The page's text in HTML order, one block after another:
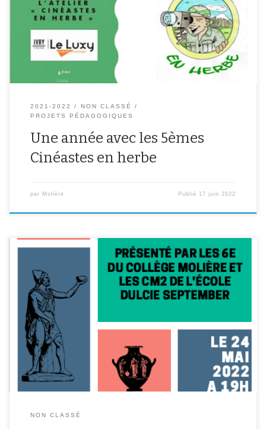
en herbe ».Pendant un an, deux heures par semaine, ils ont
découvert le monde du cinéma, son histoire et ses techniques.En
partenariat avec la Cinémathèque française et le Luxy […]
2021-2022
NON CLASSÉ
PROJETS PÉDAGOGIQUES
Une année avec les 5èmes
Cinéastes en herbe
par Molière Publié 17 juin 2022
Tout au long de cette année scolaire, les élèves de 6ème A et de
6ème B ont participé à un projet ambitieux : jouer sur scène
l’Odyssée d’Ulysse. Accompagnés et guidés par le chanteur Merlot,
les Bergers en scène, l’équipe du théâtre Antoine Vitez et Mmes
Larroumets et Hurtevent ils […]
NON CLASSÉ